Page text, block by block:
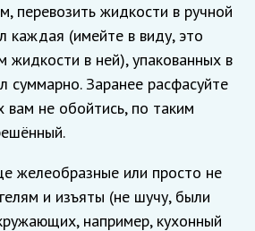
перевозить жидкости в ручной
(имейте в виду, это
в ней), упакованных в
суммарно. Заранее расфасуйте
вам не обойтись, по таким
желеобразные или просто не
и изъяты (не шучу, были
например, кухонный